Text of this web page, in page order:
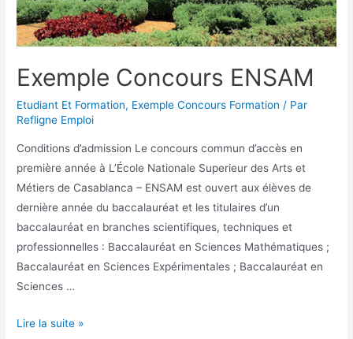
Exemple Concours ENSAM
Etudiant Et Formation, Exemple Concours Formation / Par
Refligne Emploi
Conditions d’admission Le concours commun d’accès en
première année à L’École Nationale Superieur des Arts et
Métiers de Casablanca – ENSAM est ouvert aux élèves de
dernière année du baccalauréat et les titulaires d’un
baccalauréat en branches scientifiques, techniques et
professionnelles : Baccalauréat en Sciences Mathématiques ;
Baccalauréat en Sciences Expérimentales ; Baccalauréat en
Sciences …
Lire la suite »